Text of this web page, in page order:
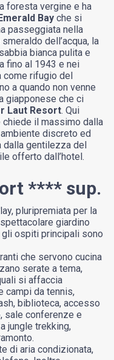
foresta vergine e ha
Bayche si
passeggiata nella
dell’acqua, la
bianca pulita e
fino al 1943 e nei
come rifugio del
a quando non venne
giapponese che ci
Laut Resort. Qui
chiede il massimo dalla
discreto ed
dalla gentilezza del
offerto dall’hotel.
**** sup.
pluripremiata per la
giardino
ospiti principali sono
che servono cucina
serate a tema,
si affaccia
campi da tennis,
biblioteca, accesso
sale conferenze e
jungle trekking,
di aria condizionata,